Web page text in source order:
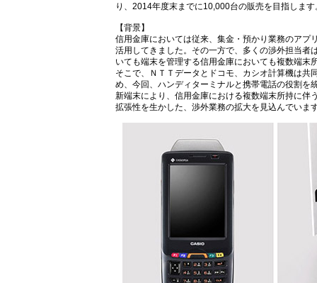
り、2014年度末までに10,000台の販売を目指します
【背景】
信用金庫においては従来、集金・預かり業務のアプ
活用してきました。その一方で、多くの渉外担当者
いても端末を管理する信用金庫においても複数端末
そこで、ＮＴＴデータとドコモ、カシオ計算機は
め、今回、ハンディターミナルと携帯電話の役割を
新端末により、信用金庫における複数端末所持に伴
拡張性を生かした、渉外業務の拡大を見込んでいま